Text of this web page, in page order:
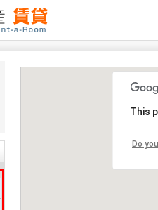
This
Do